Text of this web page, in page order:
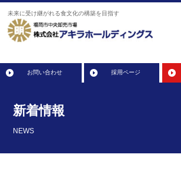
未来に受け継がれる食文化の構築を目指す
お問い合わせ 採用ページ
新着情報
NEWS